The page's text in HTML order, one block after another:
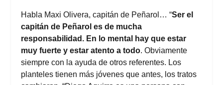
Habla Maxi Olivera, capitán de Peñarol… “Ser el
capitán de Peñarol es de mucha
responsabilidad. En lo mental hay que estar
muy fuerte y estar atento a todo. Obviamente
siempre con la ayuda de otros referentes. Los
planteles tienen más jóvenes que antes, los tratos